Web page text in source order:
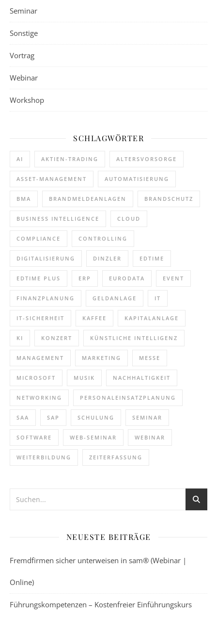
Seminar
Sonstige
Vortrag
Webinar
Workshop
SCHLAGWÖRTER
AI AKTIEN-TRADING ALTERSVORSORGE
ASSET-MANAGEMENT AUTOMATISIERUNG
BMA BRANDMELDEANLAGEN BRANDSCHUTZ
BUSINESS INTELLIGENCE CLOUD
COMPLIANCE CONTROLLING
DIGITALISIERUNG DINZLER EDTIME
EDTIME PLUS ERP EURODATA EVENT
FINANZPLANUNG GELDANLAGE IT
IT-SICHERHEIT KAFFEE KAPITALANLAGE
KI KONZERT KÜNSTLICHE INTELLIGENZ
MANAGEMENT MARKETING MESSE
MICROSOFT MUSIK NACHHALTIGKEIT
NETWORKING PERSONALEINSATZPLANUNG
SAA SAP SCHULUNG SEMINAR
SOFTWARE WEB-SEMINAR WEBINAR
WEITERBILDUNG ZEITERFASSUNG
NEUESTE BEITRÄGE
Fremdfirmen sicher unterweisen in sam® (Webinar |
Online)
Führungskompetenzen – Kostenfreier Einführungskurs